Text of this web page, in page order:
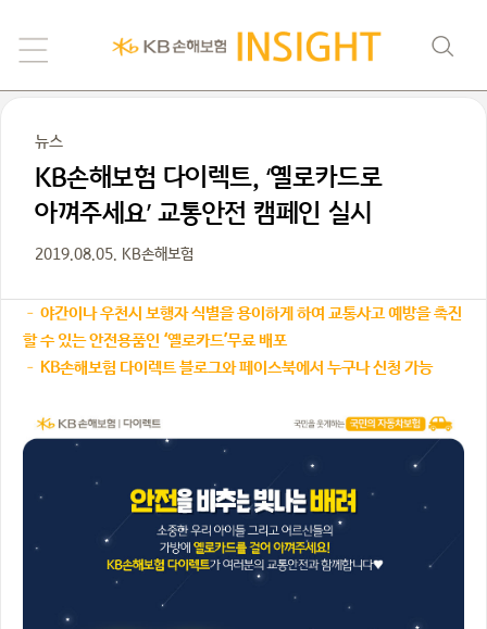
뉴스
KB​손해보험 다이렉트, ‘옐로카드로
아껴주세요’ 교통안전 캠페인 실시​​​​​ ​
2019.08.05. KB손해보험
– 야간이나 우천시 보행자 식별을 용이하게 하여 교통사고 예방을 촉진
할 수 있는 안전용품인 ‘옐로카드’무료 배포
– KB손해보험 다이렉트 블로그와 페이스북에서 누구나 신청 가능